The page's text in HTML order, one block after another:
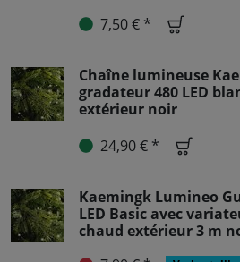
7,50 € *
Chaîne lumineuse
gradateur 480 LED
extérieur noir
24,90 € *
Kaemingk Lumineo
LED Basic avec
chaud extérieur 3 m